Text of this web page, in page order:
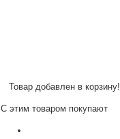
Товар добавлен в корзину!
С этим товаром покупают